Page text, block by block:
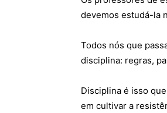
devemos estudá-la
Todos nós que
disciplina: regras,
Disciplina é isso
em cultivar a